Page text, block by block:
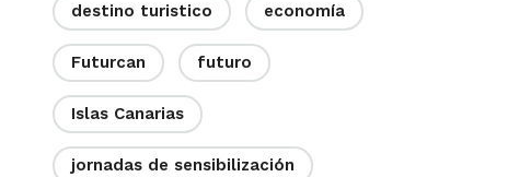
destino turistico economía
Futurcan futuro
Islas Canarias
jornadas de sensibilización